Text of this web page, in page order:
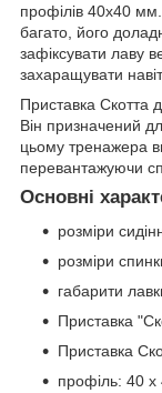
профілів 40х40
багато, його
зафіксувати лаву
захаращувати
Приставка Скотта
Він призначений
цьому тренажера
перевантажуючи
Основні
розміри
розміри
габарити
Приставка
Приставка
профіль: 40